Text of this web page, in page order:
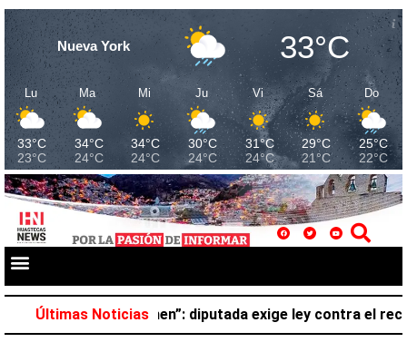
Nueva York 33°C
Lu
33°C
23°C
Ma
34°C
24°C
Mi
34°C
24°C
Ju
30°C
24°C
Vi
31°C
24°C
Sá
29°C
21°C
Do
25°C
22°C
Últimas Noticias
pertenece al crimen”: diputada exige ley contra el